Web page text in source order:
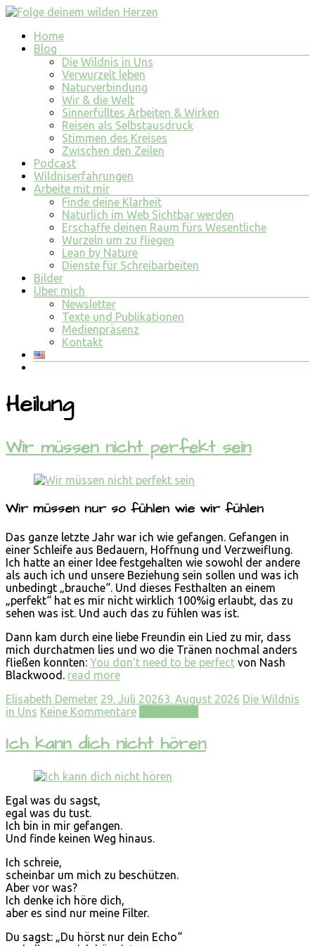
Zum
springen
Folge
deinem
Herzen
Erfüllung
allem
was
Menü
Home
Blog
Die Wildnis in Uns
Verwurzelt leben
Naturverbindung
Wir & die Welt
Sinnerfülltes Arbeiten & Wirken
Reisen als Selbstausdruck
Stimmen des Kreises
Zwischen den Zeilen
Podcast
Wildniserfahrungen
Arbeite mit mir
Finde deine Klarheit
Natürlich im Web Sichtbar werden
Erschaffe deinen Raum fürs Wesentliche
Wurzeln um zu fliegen
Lean by Nature
Dienste für Schreibarbeiten
Bilder
Über mich
Newsletter
Texte und Publikationen
Medienpräsenz
Kontakt
Heilung
Wir müssen nicht perfekt sein
Wir müssen nur so fühlen wie wir fühlen
Das ganze letzte Jahr war ich wie gefangen. Gefangen in
einer Schleife aus Bedauern, Hoffnung und Verzweiflung.
Ich hatte an einer Idee festgehalten wie sowohl der andere
als auch ich und unsere Beziehung sein sollen und was ich
unbedingt „brauche“. Und dieses Festhalten an einem
„perfekt“ hat es mir nicht wirklich 100%ig erlaubt, das zu
sehen was ist. Und auch das zu fühlen was ist.
Dann kam durch eine liebe Freundin ein Lied zu mir, dass
mich durchatmen lies und wo die Tränen nochmal anders
fließen konnten: You don’t need to be perfect von Nash
Blackwood. read more
Elisabeth Demeter 29. Juli 20263. August 2026 Die Wildnis
in Uns Keine Kommentare
Ich kann dich nicht hören
Egal was du sagst,
egal was du tust.
Ich bin in mir gefangen.
Und finde keinen Weg hinaus.
Ich schreie,
scheinbar um mich zu beschützen.
Aber vor was?
Ich denke ich höre dich,
aber es sind nur meine Filter.
Du sagst: „Du hörst nur dein Echo“